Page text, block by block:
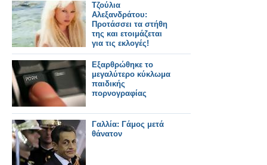
Τζούλια
Αλεξανδράτου:
Προτάσσει τα στήθη
της και ετοιμάζεται
για τις εκλογές!
Εξαρθρώθηκε το
μεγαλύτερο κύκλωμα
παιδικής
πορνογραφίας
Γαλλία: Γάμος μετά
θάνατον